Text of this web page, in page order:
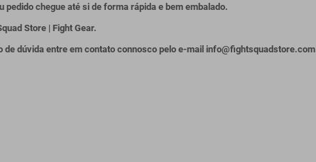
chegue até si de forma rápida e bem embalado.
Store | Fight Gear.
dúvida entre em contato connosco pelo e-mail info@fightsquadstore.com